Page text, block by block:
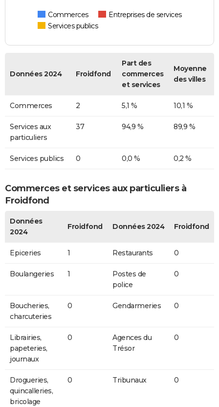
Commerces
Entreprises de services
Services publics
Données 2024 Froidfond
Part des
commerces
et services
Moyenne
des villes
Commerces 2 5,1 % 10,1 %
Services aux
particuliers
37 94,9 % 89,9 %
Services publics 0 0,0 % 0,2 %
Commerces et services aux particuliers à
Froidfond
Données
2024
Froidfond Données 2024 Froidfond
Epiceries 1 Restaurants 0
Boulangeries 1
Postes de
police
0
Boucheries,
charcuteries
0 Gendarmeries 0
Librairies,
papeteries,
journaux
0
Agences du
Trésor
0
Drogueries,
quincalleries,
bricolage
0 Tribunaux 0